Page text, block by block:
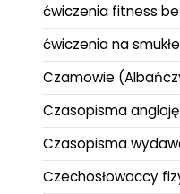
ćwiczenia fitness
ćwiczenia na
Czamowie
Czasopisma
Czasopisma
Czechosłowaccy